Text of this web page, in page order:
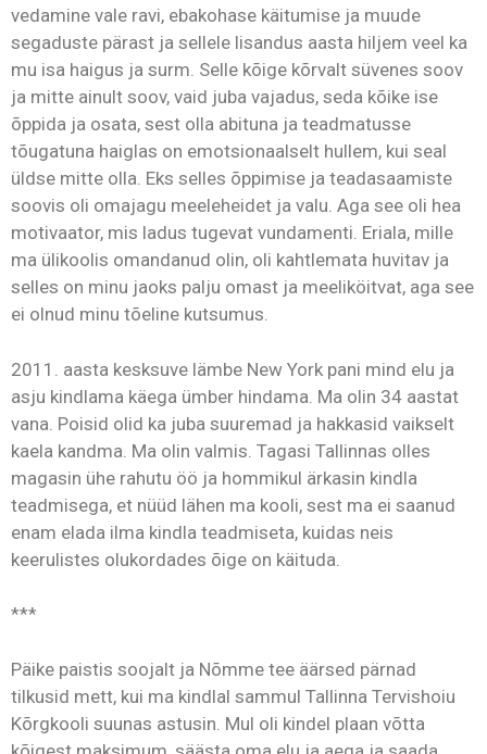
vedamine vale ravi, ebakohase käitumise ja muude
segaduste pärast ja sellele lisandus aasta hiljem veel ka
mu isa haigus ja surm. Selle kõige kõrvalt süvenes soov
ja mitte ainult soov, vaid juba vajadus, seda kõike ise
õppida ja osata, sest olla abituna ja teadmatusse
tõugatuna haiglas on emotsionaalselt hullem, kui seal
üldse mitte olla. Eks selles õppimise ja teadasaamiste
soovis oli omajagu meeleheidet ja valu. Aga see oli hea
motivaator, mis ladus tugevat vundamenti. Eriala, mille
ma ülikoolis omandanud olin, oli kahtlemata huvitav ja
selles on minu jaoks palju omast ja meeliköitvat, aga see
ei olnud minu tõeline kutsumus.
2011. aasta kesksuve lämbe New York pani mind elu ja
asju kindlama käega ümber hindama. Ma olin 34 aastat
vana. Poisid olid ka juba suuremad ja hakkasid vaikselt
kaela kandma. Ma olin valmis. Tagasi Tallinnas olles
magasin ühe rahutu öö ja hommikul ärkasin kindla
teadmisega, et nüüd lähen ma kooli, sest ma ei saanud
enam elada ilma kindla teadmiseta, kuidas neis
keerulistes olukordades õige on käituda.
***
Päike paistis soojalt ja Nõmme tee äärsed pärnad
tilkusid mett, kui ma kindlal sammul Tallinna Tervishoiu
Kõrgkooli suunas astusin. Mul oli kindel plaan võtta